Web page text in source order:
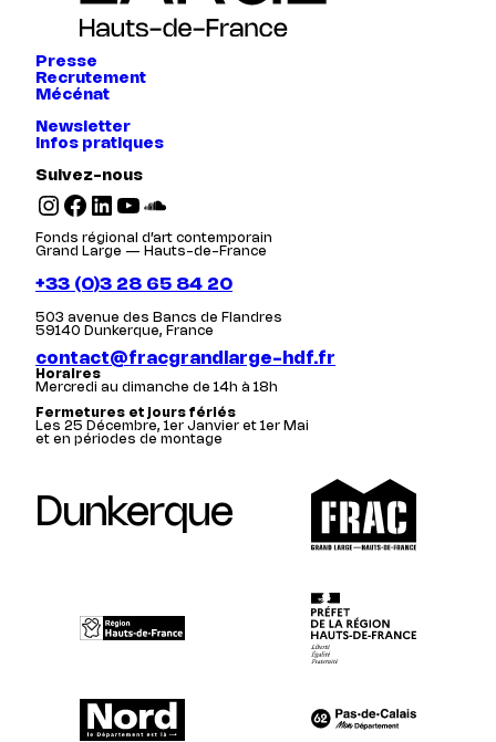
Presse
Recrutement
Mécénat
Newsletter
Infos pratiques
Suivez-nous
Instagram Facebook LinkedIn YouTube SoundCloud
Fonds régional d’art contemporain
Grand Large — Hauts-de-France
+33 (0)3 28 65 84 20
503 avenue des Bancs de Flandres
59140 Dunkerque, France
contact@fracgrandlarge-hdf.fr
Horaires
Mercredi au dimanche de 14h à 18h
Fermetures et jours fériés
Les 25 Décembre, 1er Janvier et 1er Mai
et en périodes de montage
Dunkerque